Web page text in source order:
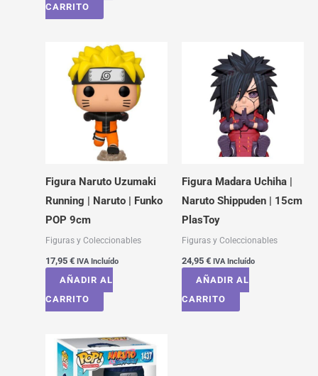
CARRITO
Figura Naruto Uzumaki
Running | Naruto | Funko
POP 9cm
Figuras y Coleccionables
17,95 € IVA Incluído
AÑADIR AL
CARRITO
Figura Madara Uchiha |
Naruto Shippuden | 15cm
PlasToy
Figuras y Coleccionables
24,95 € IVA Incluído
AÑADIR AL
CARRITO